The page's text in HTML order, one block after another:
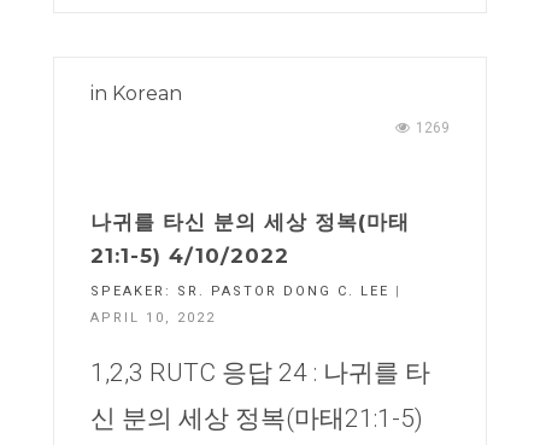
in Korean
1269
나귀를 타신 분의 세상 정복(마태
21:1-5) 4/10/2022
SPEAKER: SR. PASTOR DONG C. LEE
|
APRIL 10, 2022
1,2,3 RUTC 응답 24 : 나귀를 타
신 분의 세상 정복(마태21:1-5)